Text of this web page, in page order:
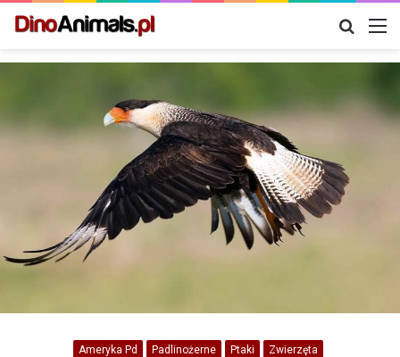
Szukaj
Ameryka Pd Padlinożerne Ptaki Zwierzęta